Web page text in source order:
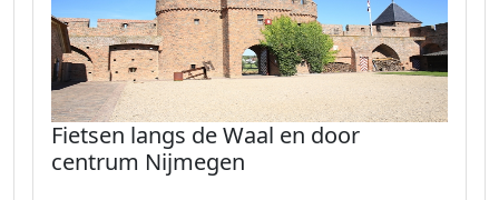
Fietsen langs de Waal en door
centrum Nijmegen